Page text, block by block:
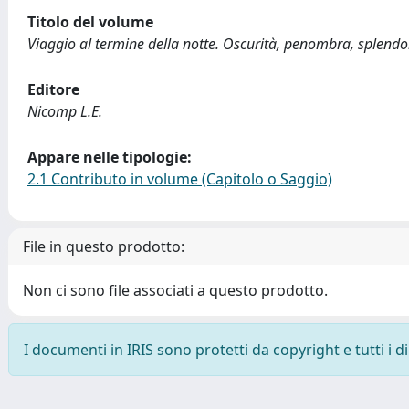
Titolo del volume
Viaggio al termine della notte. Oscurità, penombra,
Editore
Nicomp L.E.
Appare nelle tipologie:
2.1 Contributo in volume (Capitolo o Saggio)
File in questo prodotto:
Non ci sono file associati a questo prodotto.
I documenti in IRIS sono protetti da copyright e tutti i